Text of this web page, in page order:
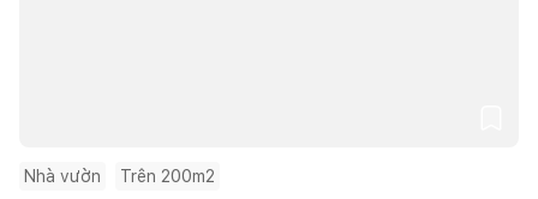
Nhà vườn Trên 200m2